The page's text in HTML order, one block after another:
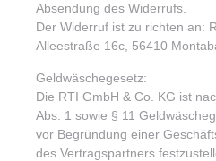
Absendung des Widerrufs.
Der Widerruf ist zu richten an:
Alleestraße 16c, 56410
Geldwäschegesetz:
Die RTI GmbH & Co. KG ist
Abs. 1 sowie § 11
vor Begründung einer
des Vertragspartners